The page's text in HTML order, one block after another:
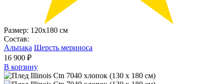
Размер: 120х180 см
Состав:
Альпака Шерсть мериноса
16 900 ₽
В корзину